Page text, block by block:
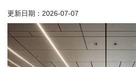
更新日期： 2026-07-07